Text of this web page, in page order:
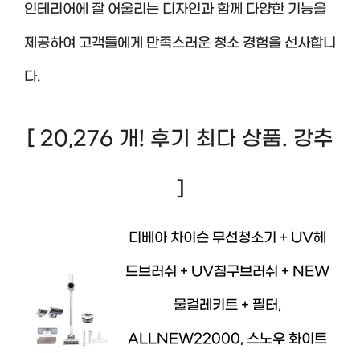
인테리어에 잘 어울리는 디자인과 함께 다양한 기능을
제공하여 고객들에게 만족스러운 청소 경험을 선사합니
다.
[ 20,276 개! 후기 최다 상품. 강추
]
디베아 차이슨 무선청소기 + UV헤
드브러쉬 + UV침구브러쉬 + NEW
물걸레키트 + 필터,
ALLNEW22000, 스노우 화이트